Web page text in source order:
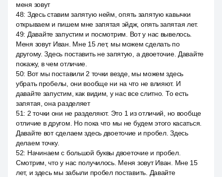
меня зовут
48: Здесь ставим запятую нейм, опять запятую кавычки
открываем и пишем мне запятая эйдж, опять запятая лет.
49: Давайте запустим и посмотрим. Вот у нас вывелось.
Меня зовут Иван. Мне 15 лет, мы можем сделать по
другому. Здесь поставить не запятую, а двоеточие. Давайте
покажу, в чем отличие.
50: Вот мы поставили 2 точки везде, мы можем здесь
убрать пробелы, они вообще ни на что не влияют. И
давайте запустим, как видим, у нас все слитно. То есть
запятая, она разделяет
51: 2 точки они не разделяют. Это 1 из отличий, но вообще
отличие в другом. Но пока что мы не будем этого касаться.
Давайте вот сделаем здесь двоеточие и пробел. Здесь
делаем точку.
52: Начинаем с большой буквы двоеточие и пробел.
Смотрим, что у нас получилось. Меня зовут Иван. Мне 15
лет, и здесь мы забыли пробел поставить. Давайте